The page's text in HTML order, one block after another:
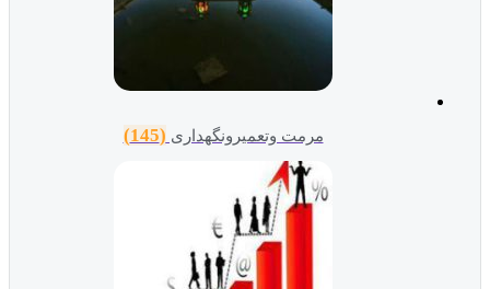
مرمت وتعمیرونگهداری(145)